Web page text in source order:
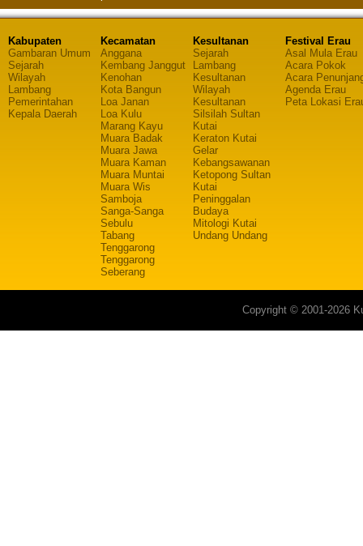
Kabupaten
Gambaran Umum
Sejarah
Wilayah
Lambang
Pemerintahan
Kepala Daerah
Kecamatan
Anggana
Kembang Janggut
Kenohan
Kota Bangun
Loa Janan
Loa Kulu
Marang Kayu
Muara Badak
Muara Jawa
Muara Kaman
Muara Muntai
Muara Wis
Samboja
Sanga-Sanga
Sebulu
Tabang
Tenggarong
Tenggarong
Seberang
Kesultanan
Sejarah
Lambang
Kesultanan
Wilayah
Kesultanan
Silsilah Sultan
Kutai
Keraton Kutai
Gelar
Kebangsawanan
Ketopong Sultan
Kutai
Peninggalan
Budaya
Mitologi Kutai
Undang Undang
Festival Erau
Asal Mula Erau
Acara Pokok
Acara
Agenda Erau
Peta Lokasi
Copyright © 2001-2026